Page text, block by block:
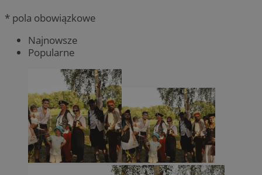
* pola obowiązkowe
Najnowsze
Popularne